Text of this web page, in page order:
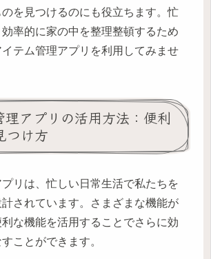
を見つけるのにも役立ちます。忙
率的に家の中を整理整頓するため
テム管理アプリを利用してみませ
理アプリの活用方法：便利
つけ方
リは、忙しい日常生活で私たちを
されています。さまざまな機能が
な機能を活用することでさらに効
ことができます。